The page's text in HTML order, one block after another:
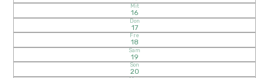
Mit
16
Don
17
Fre
18
Sam
19
Son
20